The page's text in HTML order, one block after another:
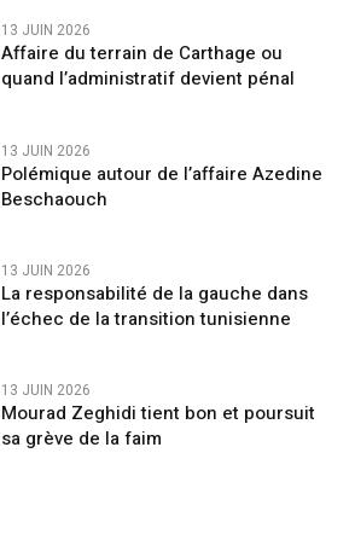
13 JUIN 2026
Affaire du terrain de Carthage ou
quand l’administratif devient pénal
13 JUIN 2026
Polémique autour de l’affaire Azedine
Beschaouch
13 JUIN 2026
La responsabilité de la gauche dans
l’échec de la transition tunisienne
13 JUIN 2026
Mourad Zeghidi tient bon et poursuit
sa grève de la faim